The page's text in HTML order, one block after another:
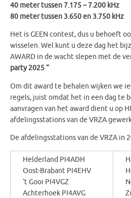
40 meter tussen 7.175 – 7.200 kHz
80 meter tussen 3.650 en 3.750 kHz
Het is GEEN contest, dus u behoeft
wisselen. Wel kunt u deze dag het
AWARD in de wacht slepen met de
party 2025 “
Om dit award te behalen wijken we
regels, juist omdat het in een dag te
aanvragen van het award dient u op
afdelingsstations van de VRZA
De afdelingsstations van de VRZA in
Helderland PI4ADH
Oost-Brabant PI4EHV
‘t Gooi PI4VGZ
Achterhoek PI4AVG